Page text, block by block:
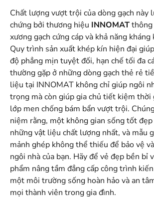
Chất lượng vượt trội của dòng gạch này
chứng bởi thương hiệu INNOMAT
xương gạch cứng cáp và khả năng
Quy trình sản xuất khép kín hiện đại
độ phẳng mịn tuyệt đối, hạn chế tối đa
thường gặp ở những dòng gạch thẻ rẻ
liệu tại INNOMAT không chỉ giúp ngôi
trọng mà còn giúp gia chủ tiết kiệm thời
lớp men chống bám bẩn vượt trội.
niệm rằng, một không gian sống tốt
những vật liệu chất lượng nhất, và mẫu
mảnh ghép không thể thiếu để bảo vệ
ngôi nhà của bạn. Hãy để vẻ đẹp bền bỉ
phẩm nâng tầm đẳng cấp công trình
một môi trường sống hoàn hảo và an
mọi thành viên trong gia đình.